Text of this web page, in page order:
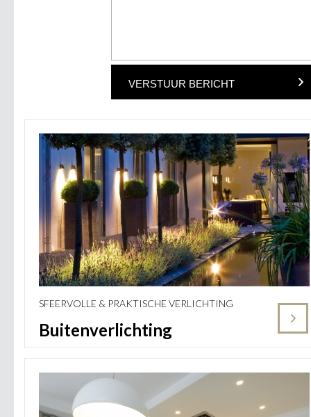
VERSTUUR BERICHT
SFEERVOLLE & PRAKTISCHE VERLICHTING
Buitenverlichting